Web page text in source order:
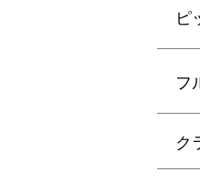
ピ
フ
ク